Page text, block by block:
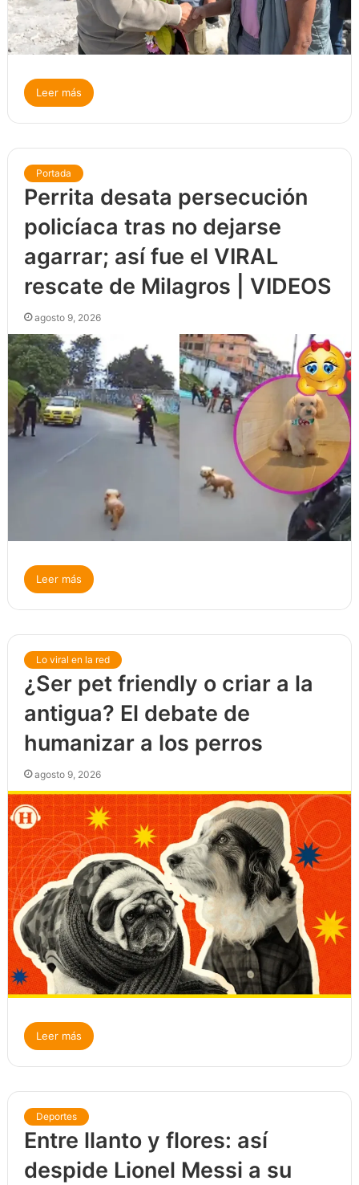
Leer más
Portada
Perrita desata persecución
policíaca tras no dejarse
agarrar; así fue el VIRAL
rescate de Milagros | VIDEOS
agosto 9, 2026
Leer más
Lo viral en la red
¿Ser pet friendly o criar a la
antigua? El debate de
humanizar a los perros
agosto 9, 2026
Leer más
Deportes
Entre llanto y flores: así
despide Lionel Messi a su